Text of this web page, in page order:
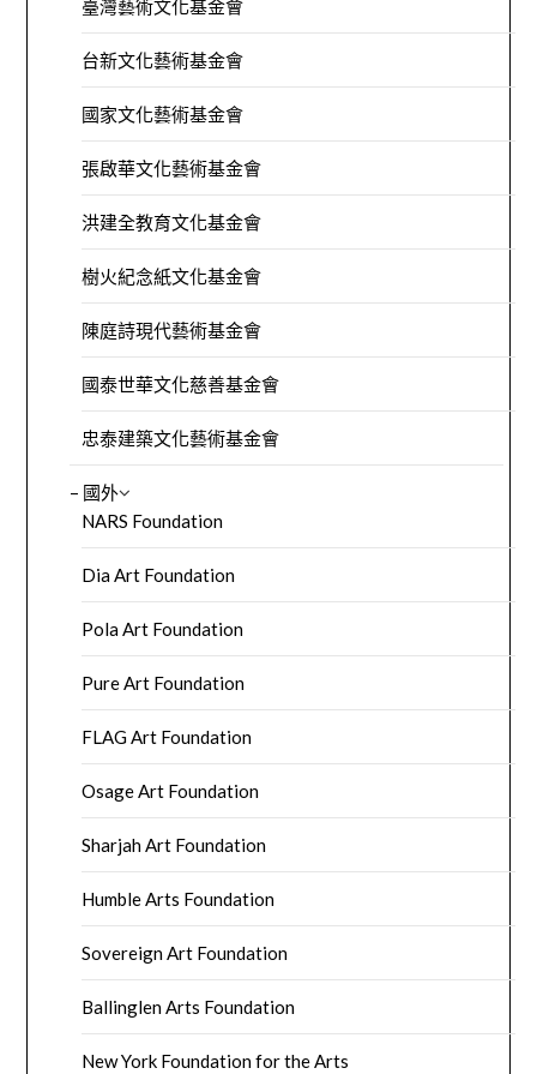
臺灣藝術文化基金會
台新文化藝術基金會
國家文化藝術基金會
張啟華文化藝術基金會
洪建全教育文化基金會
樹火紀念紙文化基金會
陳庭詩現代藝術基金會
國泰世華文化慈善基金會
忠泰建築文化藝術基金會
– 國外
NARS Foundation
Dia Art Foundation
Pola Art Foundation
Pure Art Foundation
FLAG Art Foundation
Osage Art Foundation
Sharjah Art Foundation
Humble Arts Foundation
Sovereign Art Foundation
Ballinglen Arts Foundation
New York Foundation for the Arts